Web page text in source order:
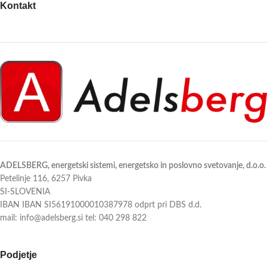
Kontakt
ADELSBERG, energetski sistemi, energetsko in poslovno svetovanje, d.o.o.
Petelinje 116, 6257 Pivka
SI-SLOVENIA
IBAN IBAN SI56191000010387978 odprt pri DBS d.d.
mail: info@adelsberg.si tel: 040 298 822
Podjetje